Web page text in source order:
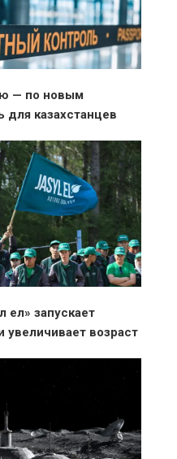
— по новым
для казахстанцев
ел» запускает
увеличивает возраст